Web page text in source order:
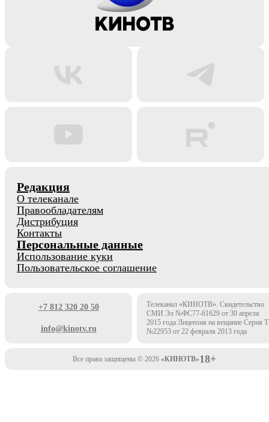
Редакция
О телеканале
Правообладателям
Дистрибуция
Контакты
Персональные данные
Использование куки
Пользовательское соглашение
+7 812 320 20 50
info@kinotv.ru
Телеканал «КИНОТВ». Свидетельство
СМИ Эл №ФС77-61629 от 30 апреля
2015 года Лицензия на вещание Серия
№22953 от 22 февраля 2013 года
Все права защищены © 2026 «КИНОТВ»18+